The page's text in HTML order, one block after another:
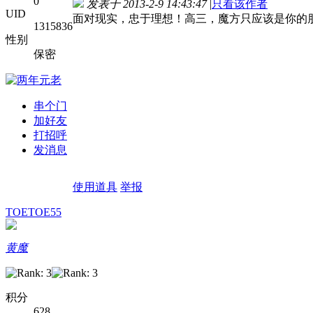
UID
1315836
性别
保密
串个门
加好友
打招呼
发消息
发表于 2013-2-9 14:43:47 只看该作者
面对现实，忠于理想！高三，魔方只应该是你的
使用道具 举报
TOETOE55
黄魔
积分